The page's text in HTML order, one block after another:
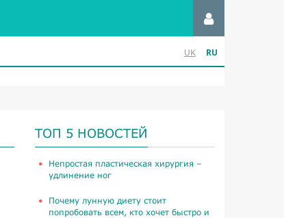
UK RU
ТОП 5 НОВОСТЕЙ
​Непростая пластическая хирургия –
удлинение ног
Почему лунную диету стоит
попробовать всем, кто хочет быстро и